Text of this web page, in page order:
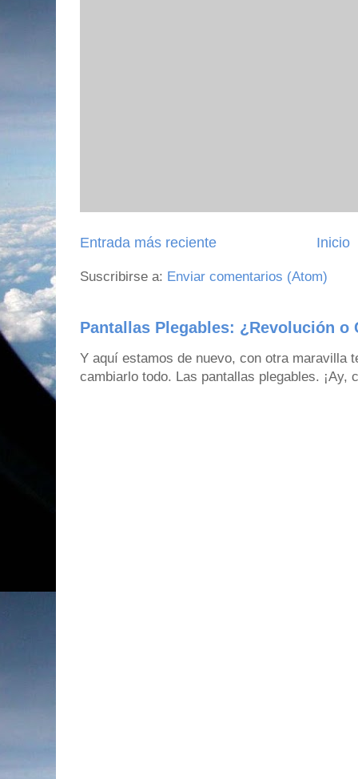
Entrada más reciente Inicio
Suscribirse a: Enviar comentarios (Atom)
Pantallas Plegables: ¿Revolución o
Y aquí estamos de nuevo, con otra maravilla
cambiarlo todo. Las pantallas plegables. ¡Ay,